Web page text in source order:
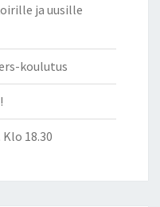
ja uusille
koulutus
18.30